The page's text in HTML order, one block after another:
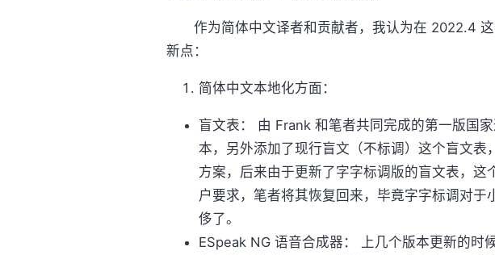
作为简体中文译者和贡献者，我认为在 2022.4 这
新点：
简体中文本地化方面：
盲文表： 由 Frank 和笔者共同完成的第一版国
本，另外添加了现行盲文（不标调）这个盲文表
方案，后来由于更新了字字标调版的盲文表，这
户要求，笔者将其恢复回来，毕竟字字标调对于
侈了。
ESpeak NG 语音合成器： 上几个版本更新的时